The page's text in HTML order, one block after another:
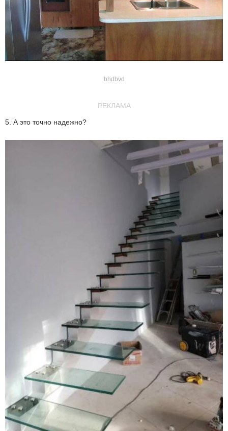
bhdbvd
РЕКЛАМА
5. А это точно надежно?